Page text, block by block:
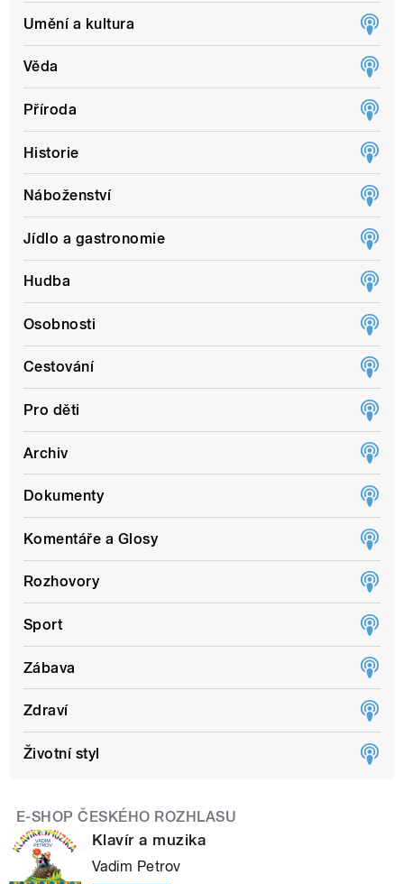
Umění a kultura
Věda
Příroda
Historie
Náboženství
Jídlo a gastronomie
Hudba
Osobnosti
Cestování
Pro děti
Archiv
Dokumenty
Komentáře a Glosy
Rozhovory
Sport
Zábava
Zdraví
Životní styl
E-SHOP ČESKÉHO ROZHLASU
Klavír a muzika
Vadim Petrov